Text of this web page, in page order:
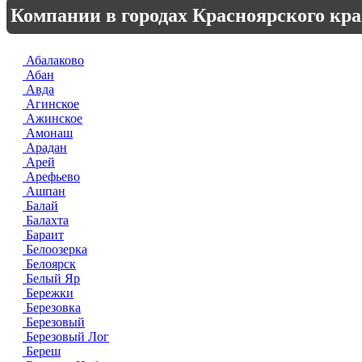
Компании в городах Красноярского
Абалаково
Абан
Авда
Агинское
Ажинское
Амонаш
Арадан
Арей
Арефьево
Ашпан
Балай
Балахта
Бараит
Белоозерка
Белоярск
Белый Яр
Бережки
Березовка
Березовый
Березовый Лог
Береш